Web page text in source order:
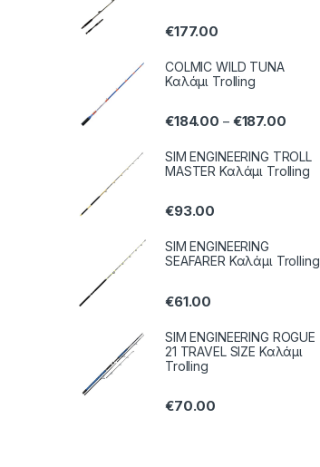
€177.00
COLMIC WILD TUNA
Καλάμι Trolling
€184.00 – €187.00
SIM ENGINEERING TROLL
MASTER Καλάμι Trolling
€93.00
SIM ENGINEERING
SEAFARER Καλάμι Trolling
€61.00
SIM ENGINEERING ROGUE
21 TRAVEL SIZE Καλάμι
Trolling
€70.00